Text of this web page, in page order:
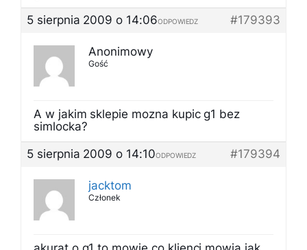
5 sierpnia 2009 o 14:06
#179393
ODPOWIEDZ
Anonimowy
Gość
A w jakim sklepie mozna kupic g1 bez
simlocka?
5 sierpnia 2009 o 14:10
#179394
ODPOWIEDZ
jacktom
Członek